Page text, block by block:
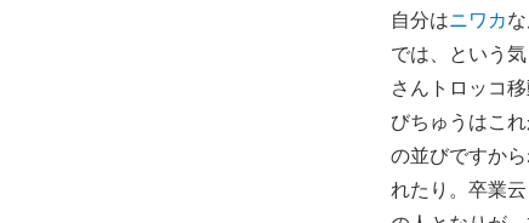
自分はニワカ
では、という
さんトロッコ
びちゅうはこ
の並びですか
れたり。卒業